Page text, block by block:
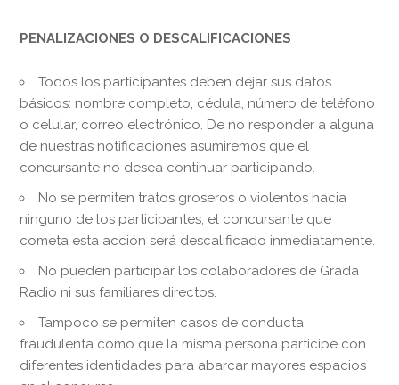
PENALIZACIONES O DESCALIFICACIONES
Todos los participantes deben dejar sus datos
básicos: nombre completo, cédula, número de teléfono
o celular, correo electrónico. De no responder a alguna
de nuestras notificaciones asumiremos que el
concursante no desea continuar participando.
No se permiten tratos groseros o violentos hacia
ninguno de los participantes, el concursante que
cometa esta acción será descalificado inmediatamente.
No pueden participar los colaboradores de Grada
Radio ni sus familiares directos.
Tampoco se permiten casos de conducta
fraudulenta como que la misma persona participe con
diferentes identidades para abarcar mayores espacios